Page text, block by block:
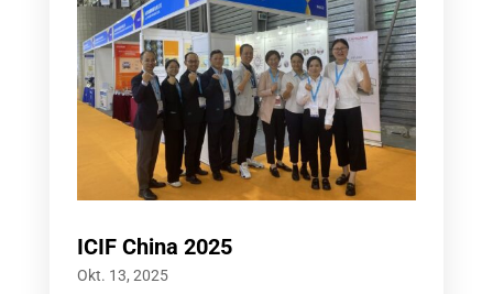
ICIF China 2025
Okt. 13, 2025